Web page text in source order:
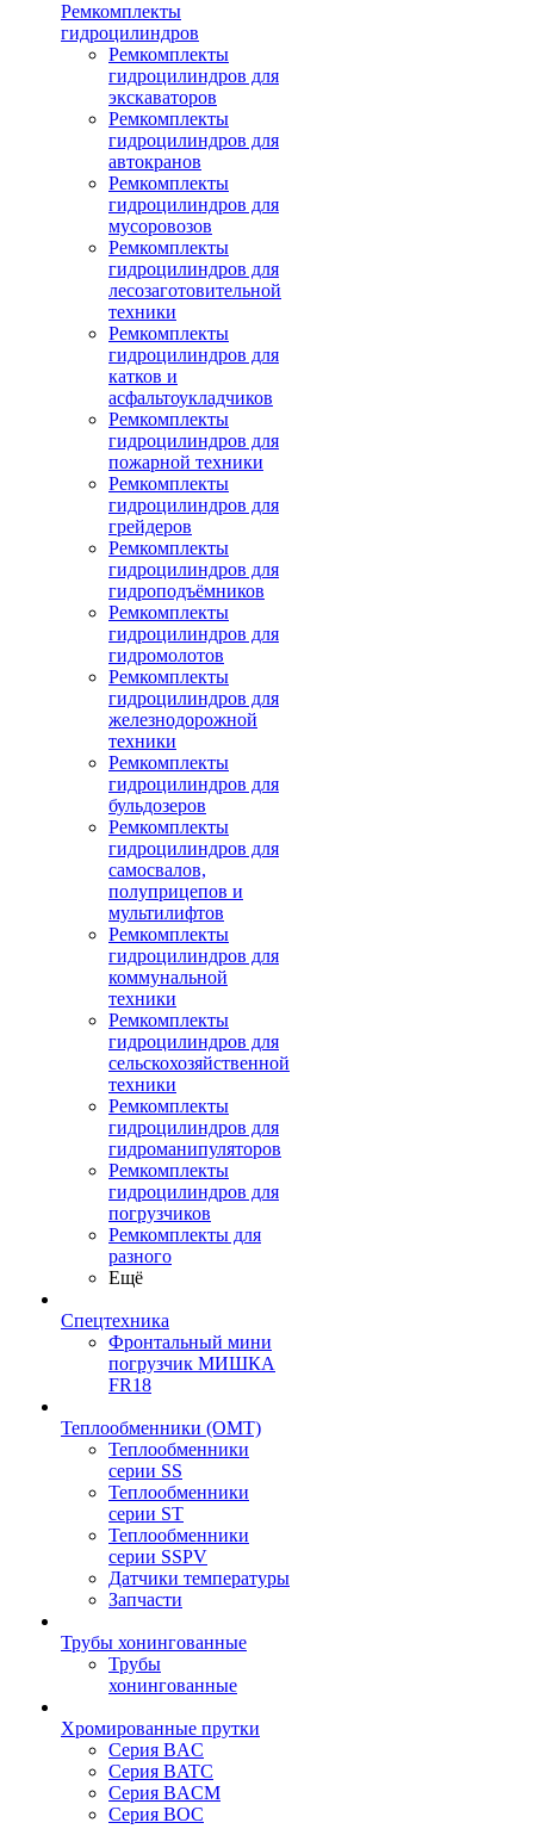
Ремкомплекты
гидроцилиндров
Ремкомплекты
гидроцилиндров для
экскаваторов
Ремкомплекты
гидроцилиндров для
автокранов
Ремкомплекты
гидроцилиндров для
мусоровозов
Ремкомплекты
гидроцилиндров для
лесозаготовительной
техники
Ремкомплекты
гидроцилиндров для
катков и
асфальтоукладчиков
Ремкомплекты
гидроцилиндров для
пожарной техники
Ремкомплекты
гидроцилиндров для
грейдеров
Ремкомплекты
гидроцилиндров для
гидроподъёмников
Ремкомплекты
гидроцилиндров для
гидромолотов
Ремкомплекты
гидроцилиндров для
железнодорожной
техники
Ремкомплекты
гидроцилиндров для
бульдозеров
Ремкомплекты
гидроцилиндров для
самосвалов,
полуприцепов и
мультилифтов
Ремкомплекты
гидроцилиндров для
коммунальной
техники
Ремкомплекты
гидроцилиндров для
сельскохозяйственной
техники
Ремкомплекты
гидроцилиндров для
гидроманипуляторов
Ремкомплекты
гидроцилиндров для
погрузчиков
Ремкомплекты для
разного
Ещё
Спецтехника
Фронтальный мини
погрузчик МИШКА
FR18
Теплообменники (OMT)
Теплообменники
серии SS
Теплообменники
серии ST
Теплообменники
серии SSPV
Датчики температуры
Запчасти
Трубы хонингованные
Трубы
хонингованные
Хромированные прутки
Серия BAC
Серия BATC
Серия BACM
Серия BOC